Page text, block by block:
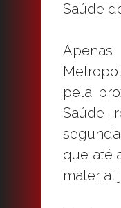
Saúde
pela
Saúde,
que até
material